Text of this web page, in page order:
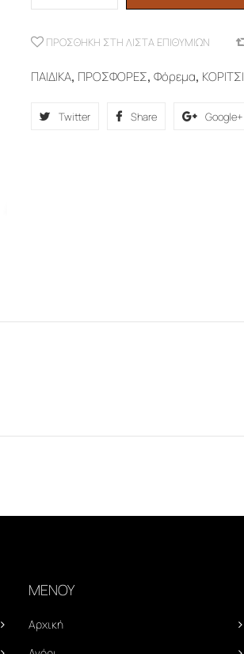
ΠΡΟΣΘΉΚΗ ΣΤΗ ΛΊΣΤΑ ΕΠΙΘΥΜΙΏΝ
ΠΑΙΔΙΚΑ, ΠΡΟΣΦΟΡΕΣ,Φόρεμα, ΚΟΡΙΤΣΙ
Twitter Share Google+
ΜΕΝΟΥ
Αρχική